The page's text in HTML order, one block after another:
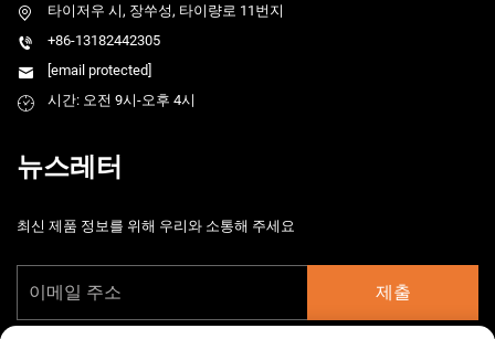
타이저우 시, 장쑤성, 타이량로 11번지
+86-13182442305
[email protected]
시간: 오전 9시-오후 4시
뉴스레터
최신 제품 정보를 위해 우리와 소통해 주세요
제출